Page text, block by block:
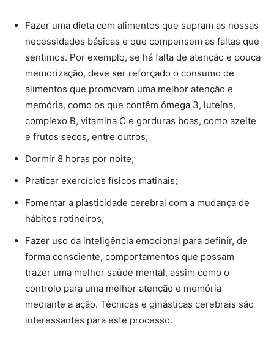
Fazer uma dieta com alimentos que supram as nossas
necessidades básicas e que compensem as faltas que
sentimos. Por exemplo, se há falta de atenção e pouca
memorização, deve ser reforçado o consumo de
alimentos que promovam uma melhor atenção e
memória, como os que contêm ómega 3, luteína,
complexo B, vitamina C e gorduras boas, como azeite
e frutos secos, entre outros;
Dormir 8 horas por noite;
Praticar exercícios físicos matinais;
Fomentar a plasticidade cerebral com a mudança de
hábitos rotineiros;
Fazer uso da inteligência emocional para definir, de
forma consciente, comportamentos que possam
trazer uma melhor saúde mental, assim como o
controlo para uma melhor atenção e memória
mediante a ação. Técnicas e ginásticas cerebrais são
interessantes para este processo.